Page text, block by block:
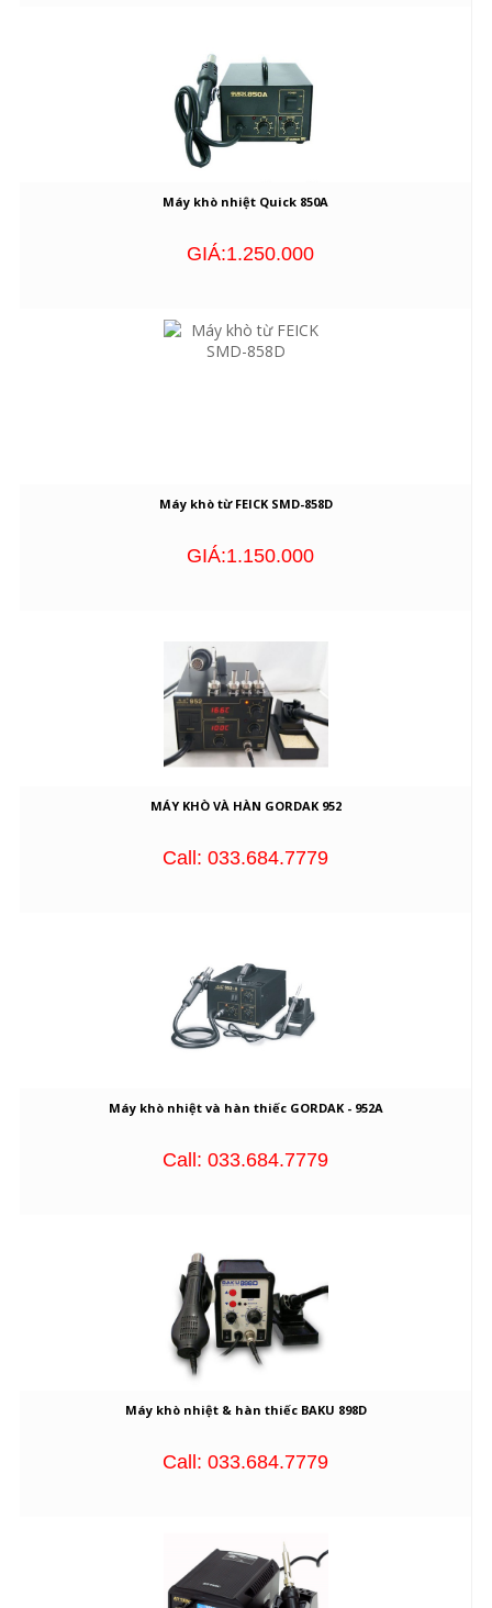
Máy khò nhiệt Quick 850A
GIÁ:1.250.000
Máy khò từ FEICK SMD-858D
GIÁ:1.150.000
MÁY KHÒ VÀ HÀN GORDAK 952
Call: 033.684.7779
Máy khò nhiệt và hàn thiếc GORDAK - 952A
Call: 033.684.7779
Máy khò nhiệt & hàn thiếc BAKU 898D
Call: 033.684.7779